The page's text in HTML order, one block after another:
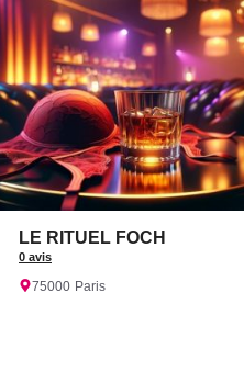
LE RITUEL FOCH
0 avis
75000 Paris